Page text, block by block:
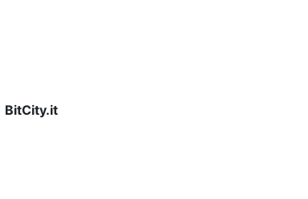
BitCity.it